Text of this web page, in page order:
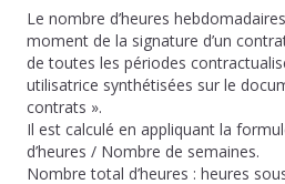
Le nombre d’heures
moment de la signature d’un
de toutes les périodes
utilisatrice synthétisées sur le
contrats ».
Il est calculé en appliquant la
d’heures / Nombre de semaines.
Nombre total d’heures : heures